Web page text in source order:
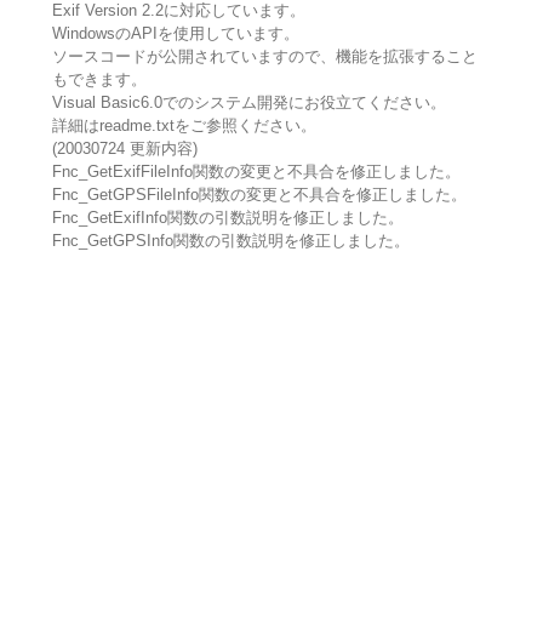
Exif Version 2.2に対応しています。
WindowsのAPIを使用しています。
ソースコードが公開されていますので、機能を拡張すること
もできます。
Visual Basic6.0でのシステム開発にお役立てください。
詳細はreadme.txtをご参照ください。
(20030724 更新内容)
Fnc_GetExifFileInfo関数の変更と不具合を修正しました。
Fnc_GetGPSFileInfo関数の変更と不具合を修正しました。
Fnc_GetExifInfo関数の引数説明を修正しました。
Fnc_GetGPSInfo関数の引数説明を修正しました。